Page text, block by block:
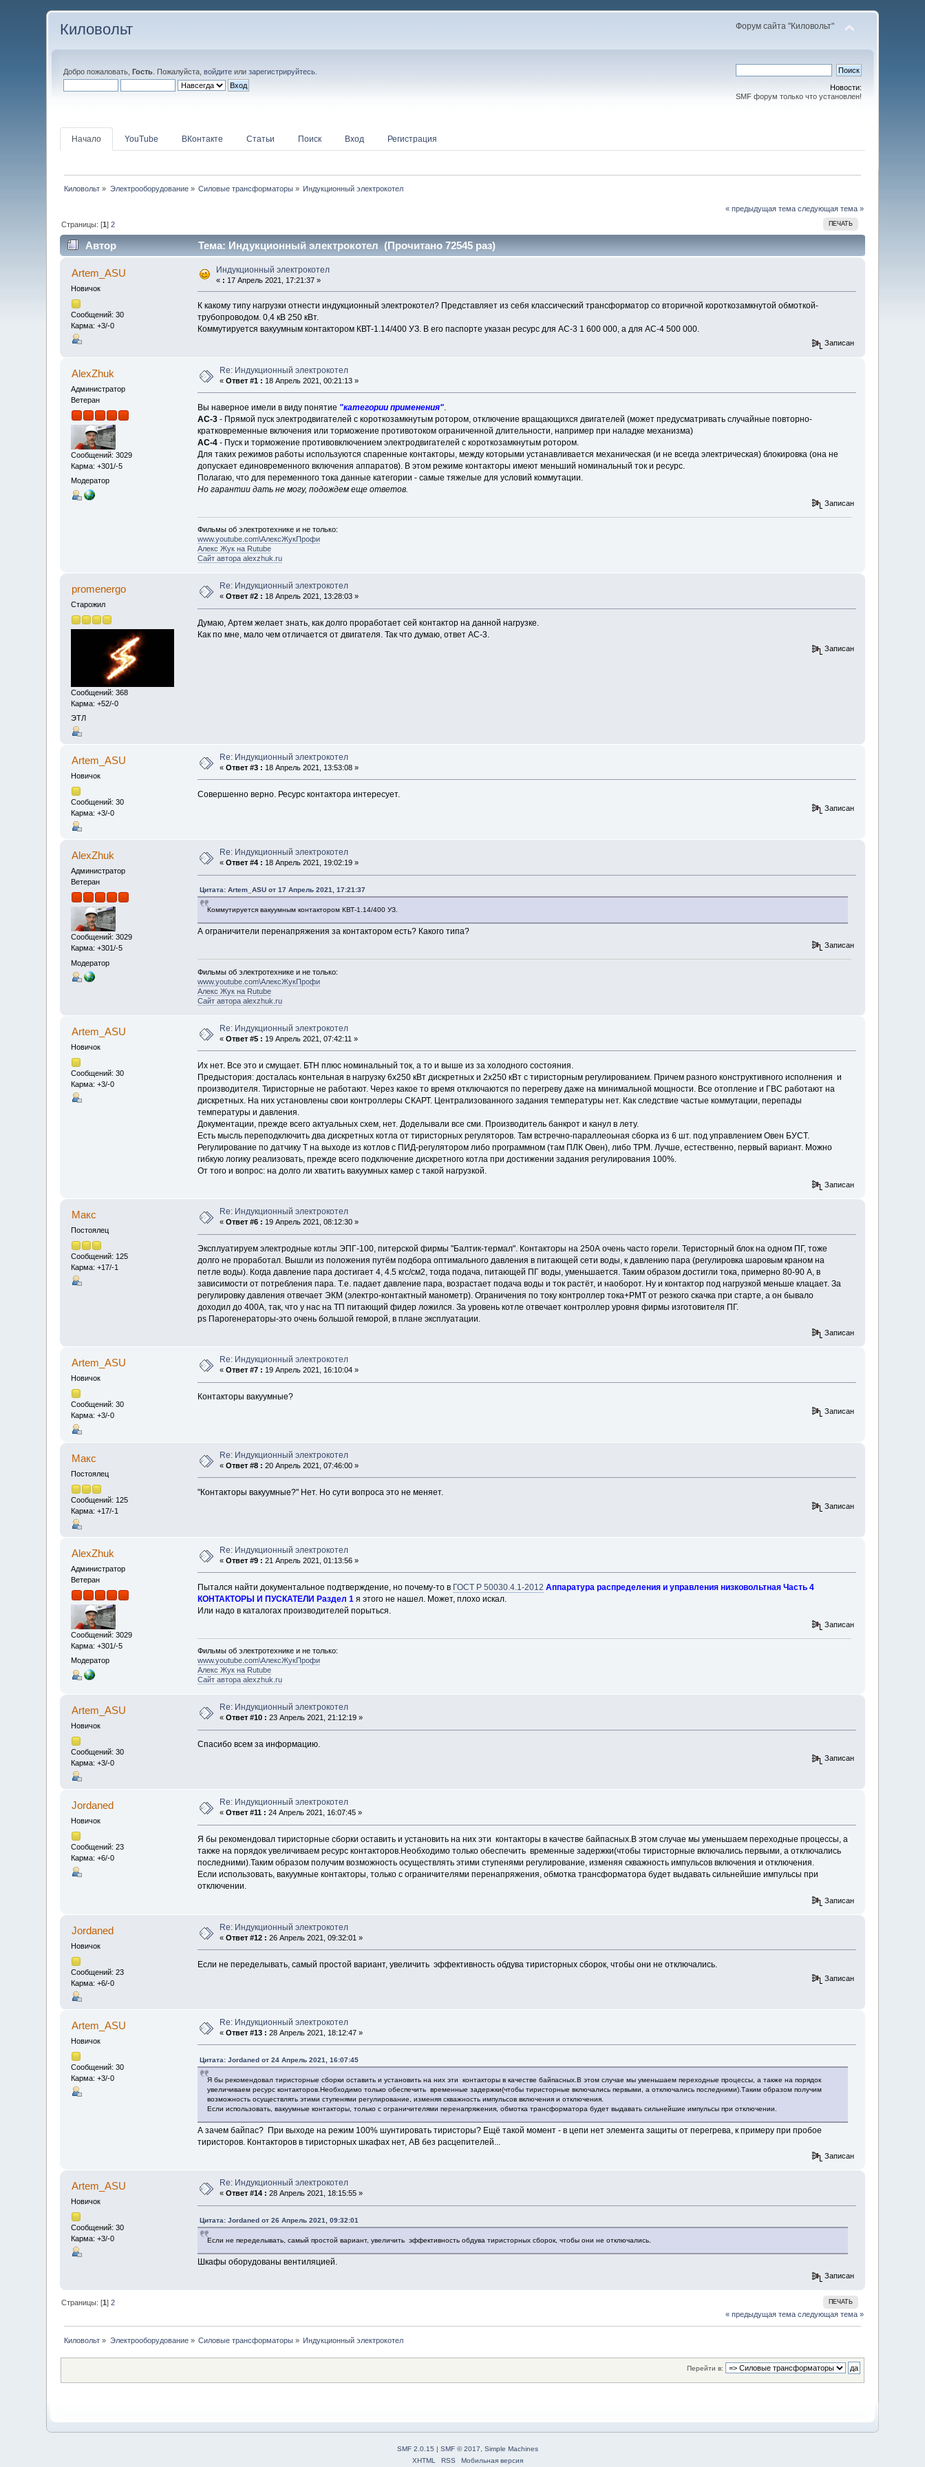
Киловольт Форум сайта "Киловольт"
Добро пожаловать,Гость . Пожалуйста,войдите илизарегистрируйтесь
Новости:
SMF форум только что установлен!
Начало YouTube ВКонтакте Статьи Поиск Вход Регистрация
Киловольт » Электрооборудование» Силовые трансформаторы » Индукционный электрокотел
« предыдущая тема следующая тема »
ПЕЧАТЬ
Страницы: [1]2
Автор Тема: Индукционный электрокотел (Прочитано 72545 раз)
Artem_ASU
Новичок
Сообщений: 30
Карма: +3/-0
Индукционный электрокотел
« : 17 Апрель 2021, 17:21:37 »
К какому типу нагрузки отнести индукционный электрокотел? Представляет из себя классический трансформатор со вторичной короткозамкнутой обмоткой-
трубопроводом. 0,4 кВ 250 кВт.
Коммутируется вакуумным контактором КВТ-1.14/400 УЗ. В его паспорте указан ресурс для АС-3 1 600 000, а для АС-4 500 000.
Записан
AlexZhuk
Администратор
Ветеран
Сообщений: 3029
Карма: +301/-5
Модератор
Re: Индукционный электрокотел
«Ответ #1 : 18 Апрель 2021, 00:21:13 »
Вы наверное имели в виду понятие "категории применения".
АС-3- Прямой пуск электродвигателей с короткозамкнутым ротором, отключение вращающихся двигателей (может предусматривать случайные повторно-
кратковременные включения или торможение противотоком ограниченной длительности, например при наладке механизма)
АС-4- Пуск и торможение противовключением электродвигателей с короткозамкнутым ротором.
Для таких режимов работы используются спаренные контакторы, между которыми устанавливается механическая (и не всегда электрическая) блокировка (она не
допускает единовременного включения аппаратов). В этом режиме контакторы имеют меньший номинальный ток и ресурс.
Полагаю, что для переменного тока данные категории - самые тяжелые для условий коммутации.
Но гарантии дать не могу, подождем еще ответов.
Записан
Фильмы об электротехнике и не только:
www.youtube.com\АлексЖукПрофи
Алекс Жук на Rutube
Сайт автора alexzhuk.ru
promenergo
Старожил
Сообщений: 368
Карма: +52/-0
ЭТЛ
Re: Индукционный электрокотел
«Ответ #2 : 18 Апрель 2021, 13:28:03 »
Думаю, Артем желает знать, как долго проработает сей контактор на данной нагрузке.
Как по мне, мало чем отличается от двигателя. Так что думаю, ответ АС-3.
Записан
Artem_ASU
Новичок
Сообщений: 30
Карма: +3/-0
Re: Индукционный электрокотел
«Ответ #3 : 18 Апрель 2021, 13:53:08 »
Совершенно верно. Ресурс контактора интересует.
Записан
AlexZhuk
Администратор
Ветеран
Сообщений: 3029
Карма: +301/-5
Модератор
Re: Индукционный электрокотел
«Ответ #4 : 18 Апрель 2021, 19:02:19 »
Цитата: Artem_ASU от 17 Апрель 2021, 17:21:37
Коммутируется вакуумным контактором КВТ-1.14/400 УЗ.
А ограничители перенапряжения за контактором есть? Какого типа?
Записан
Фильмы об электротехнике и не только:
www.youtube.com\АлексЖукПрофи
Алекс Жук на Rutube
Сайт автора alexzhuk.ru
Artem_ASU
Новичок
Сообщений: 30
Карма: +3/-0
Re: Индукционный электрокотел
«Ответ #5 : 19 Апрель 2021, 07:42:11 »
Их нет. Все это и смущает. БТН плюс номинальный ток, а то и выше из за холодного состояния.
Предыстория: досталась контельная в нагрузку 6х250 кВт дискретных и 2х250 кВт с тиристорным регулированием. Причем разного конструктивного исполнения и
производителя. Тиристорные не работают. Через какое то время отключаются по перегреву даже на минимальной мощности. Все отопление и ГВС работают на
дискретных. На них установлены свои контроллеры СКАРТ. Централизованного задания температуры нет. Как следствие частые коммутации, перепады
температуры и давления.
Документации, прежде всего актуальных схем, нет. Доделывали все сми. Производитель банкрот и канул в лету.
Есть мысль переподключить два дискретных котла от тиристорных регуляторов. Там встречно-параллеоьная сборка из 6 шт. под управлением Овен БУСТ.
Регулирование по датчику Т на выходе из котлов с ПИД-регулятором либо программном (там ПЛК Овен), либо ТРМ. Лучше, естественно, первый вариант. Можно
гибкую логику реализовать, прежде всего подключение дискретного котла при достижении задания регулирования 100%.
От того и вопрос: на долго ли хватить вакуумных камер с такой нагрузкой.
Записан
Макс
Постоялец
Сообщений: 125
Карма: +17/-1
Re: Индукционный электрокотел
«Ответ #6 : 19 Апрель 2021, 08:12:30 »
Эксплуатируем электродные котлы ЭПГ-100, питерской фирмы "Балтик-термал". Контакторы на 250А очень часто горели. Теристорный блок на одном ПГ, тоже
долго не проработал. Вышли из положения путём подбора оптимального давления в питающей сети воды, к давлению пара (регулировка шаровым краном на
петле воды). Когда давление пара достигает 4, 4.5 кгс/см2, тогда подача, питающей ПГ воды, уменьшается. Таким образом достигли тока, примерно 80-90 А, в
зависимости от потребления пара. Т.е. падает давление пара, возрастает подача воды и ток растёт, и наоборот. Ну и контактор под нагрузкой меньше клацает. За
регулировку давления отвечает ЭКМ (электро-контактный манометр). Ограничения по току контроллер тока+РМТ от резкого скачка при старте, а он бывало
доходил до 400А, так, что у нас на ТП питающий фидер ложился. За уровень котле отвечает контроллер уровня фирмы изготовителя ПГ.
ps Парогенераторы-это очень большой геморой, в плане эксплуатации.
Записан
Artem_ASU
Новичок
Сообщений: 30
Карма: +3/-0
Re: Индукционный электрокотел
«Ответ #7 : 19 Апрель 2021, 16:10:04 »
Контакторы вакуумные?
Записан
Макс
Постоялец
Сообщений: 125
Карма: +17/-1
Re: Индукционный электрокотел
«Ответ #8 : 20 Апрель 2021, 07:46:00 »
"Контакторы вакуумные?" Нет. Но сути вопроса это не меняет.
Записан
AlexZhuk
Администратор
Ветеран
Сообщений: 3029
Карма: +301/-5
Модератор
Re: Индукционный электрокотел
«Ответ #9 : 21 Апрель 2021, 01:13:56 »
Пытался найти документальное подтверждение, но почему-то в ГОСТ Р 50030.4.1-2012 Аппаратура распределения и управления низковольтная Часть 4
КОНТАКТОРЫ И ПУСКАТЕЛИ Раздел 1 я этого не нашел. Может, плохо искал.
Или надо в каталогах производителей порыться.
Записан
Фильмы об электротехнике и не только:
www.youtube.com\АлексЖукПрофи
Алекс Жук на Rutube
Сайт автора alexzhuk.ru
Artem_ASU
Новичок
Сообщений: 30
Карма: +3/-0
Re: Индукционный электрокотел
«Ответ #10 : 23 Апрель 2021, 21:12:19 »
Спасибо всем за информацию.
Записан
Jordaned
Новичок
Сообщений: 23
Карма: +6/-0
Re: Индукционный электрокотел
«Ответ #11 : 24 Апрель 2021, 16:07:45 »
Я бы рекомендовал тиристорные сборки оставить и установить на них эти контакторы в качестве байпасных.В этом случае мы уменьшаем переходные процессы, а
также на порядок увеличиваем ресурс контакторов.Необходимо только обеспечить временные задержки(чтобы тиристорные включались первыми, а отключались
последними).Таким образом получим возможность осуществлять этими ступенями регулирование, изменяя скважность импульсов включения и отключения.
Если использовать, вакуумные контакторы, только с ограничителями перенапряжения, обмотка трансформатора будет выдавать сильнейшие импульсы при
отключении.
Записан
Jordaned
Новичок
Сообщений: 23
Карма: +6/-0
Re: Индукционный электрокотел
«Ответ #12 : 26 Апрель 2021, 09:32:01 »
Если не переделывать, самый простой вариант, увеличить эффективность обдува тиристорных сборок, чтобы они не отключались.
Записан
Artem_ASU
Новичок
Сообщений: 30
Карма: +3/-0
Re: Индукционный электрокотел
«Ответ #13 : 28 Апрель 2021, 18:12:47 »
Цитата: Jordaned от 24 Апрель 2021, 16:07:45
Я бы рекомендовал тиристорные сборки оставить и установить на них эти контакторы в качестве байпасных.В этом случае мы уменьшаем переходные процессы, а также на порядок
увеличиваем ресурс контакторов.Необходимо только обеспечить временные задержки(чтобы тиристорные включались первыми, а отключались последними).Таким образом получим
возможность осуществлять этими ступенями регулирование, изменяя скважность импульсов включения и отключения.
Если использовать, вакуумные контакторы, только с ограничителями перенапряжения, обмотка трансформатора будет выдавать сильнейшие импульсы при отключении.
А зачем байпас? При выходе на режим 100% шунтировать тиристоры? Ещё такой момент - в цепи нет элемента защиты от перегрева, к примеру при пробое
тиристоров. Контакторов в тиристорных шкафах нет, АВ без расцепителей...
Записан
Artem_ASU
Новичок
Сообщений: 30
Карма: +3/-0
Re: Индукционный электрокотел
«Ответ #14 : 28 Апрель 2021, 18:15:55 »
Цитата: Jordaned от 26 Апрель 2021, 09:32:01
Если не переделывать, самый простой вариант, увеличить эффективность обдува тиристорных сборок, чтобы они не отключались.
Шкафы оборудованы вентиляцией.
Записан
ПЕЧАТЬ
Страницы: [1]2
« предыдущая тема следующая тема »
Киловольт » Электрооборудование» Силовые трансформаторы » Индукционный электрокотел
Перейти в:
SMF 2.0.15 | SMF © 2017
Simple Machines
XHTML
RSS Мобильная версия